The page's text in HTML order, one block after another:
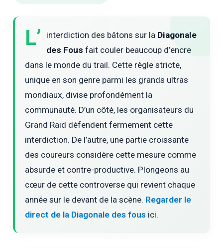
L’ interdiction des bâtons sur la Diagonale
des Fous fait couler beaucoup d’encre
dans le monde du trail. Cette règle stricte,
unique en son genre parmi les grands ultras
mondiaux, divise profondément la
communauté. D’un côté, les organisateurs du
Grand Raid défendent fermement cette
interdiction. De l’autre, une partie croissante
des coureurs considère cette mesure comme
absurde et contre-productive. Plongeons au
cœur de cette controverse qui revient chaque
année sur le devant de la scène. Regarder le
direct de la Diagonale des fous ici.